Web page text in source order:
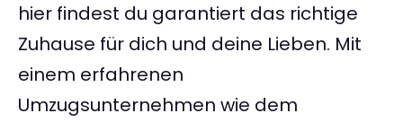
hier findest du garantiert das richtige
Zuhause für dich und deine Lieben. Mit
einem erfahrenen
Umzugsunternehmen wie dem